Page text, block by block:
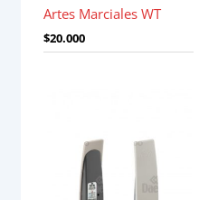
Artes Marciales WT
$20.000